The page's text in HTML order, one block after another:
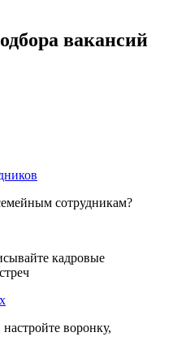
вакансий
сотрудникам?
кадровые
воронку,